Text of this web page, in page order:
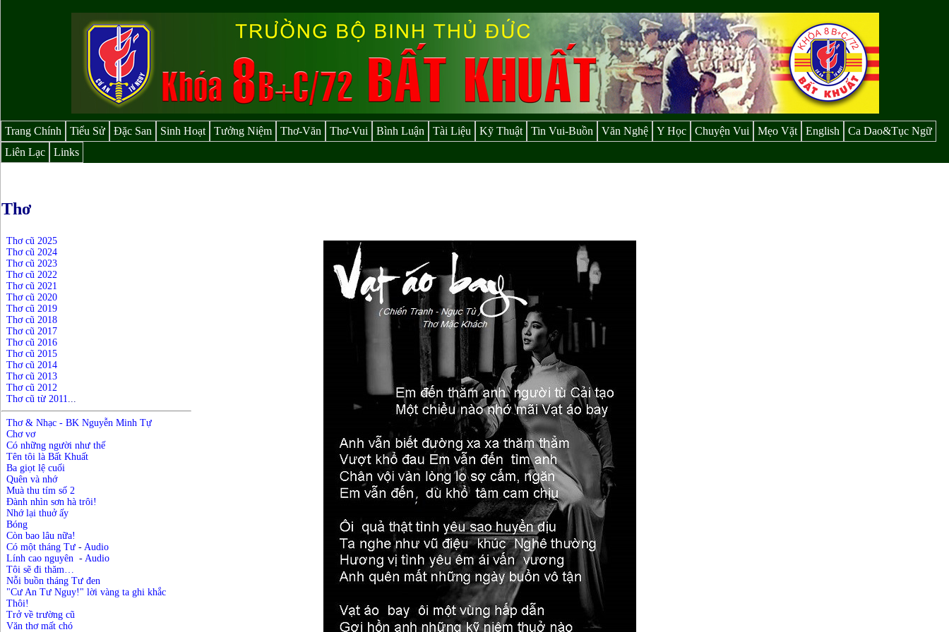
Trang Chính Tiểu Sử Đặc San Sinh Hoạt Tưởng Niệm Thơ-Văn Thơ-Vui Bình Luận Tài Liệu Kỹ Thuật Tin Vui-Buồn Văn Nghệ Y Học Chuyện Vui Mẹo Vặt English
Ca Dao&Tục Ngữ
Liên Lạc
Links
Thơ
Thơ cũ 2025
Thơ cũ 2024
Thơ cũ 2023
Thơ cũ 2022
Thơ cũ 2021
Thơ cũ 2020
Thơ cũ 2019
Thơ cũ 2018
Thơ cũ 2017
Thơ cũ 2016
Thơ cũ 2015
Thơ cũ 2014
Thơ cũ 2013
Thơ cũ 2012
Thơ cũ từ 2011...
Thơ & Nhạc - BK Nguyễn Minh Tự
Chơ vơ
Có những người như thế
Tên tôi là Bất Khuất
Ba giọt lệ cuối
Quên và nhớ
Muà thu tím số 2
Đành nhìn sơn hà trôi!
Nhớ lại thuở ấy
Bóng
Còn bao lâu nữa!
Có một tháng Tư - Audio
Lính cao nguyên - Audio
Tôi sẽ đi thăm…
Nỗi buồn tháng Tư đen
"Cư An Tư Nguy!" lời vàng ta ghi khắc
Thôi!
Trở về trường cũ
Văn thơ mất chó